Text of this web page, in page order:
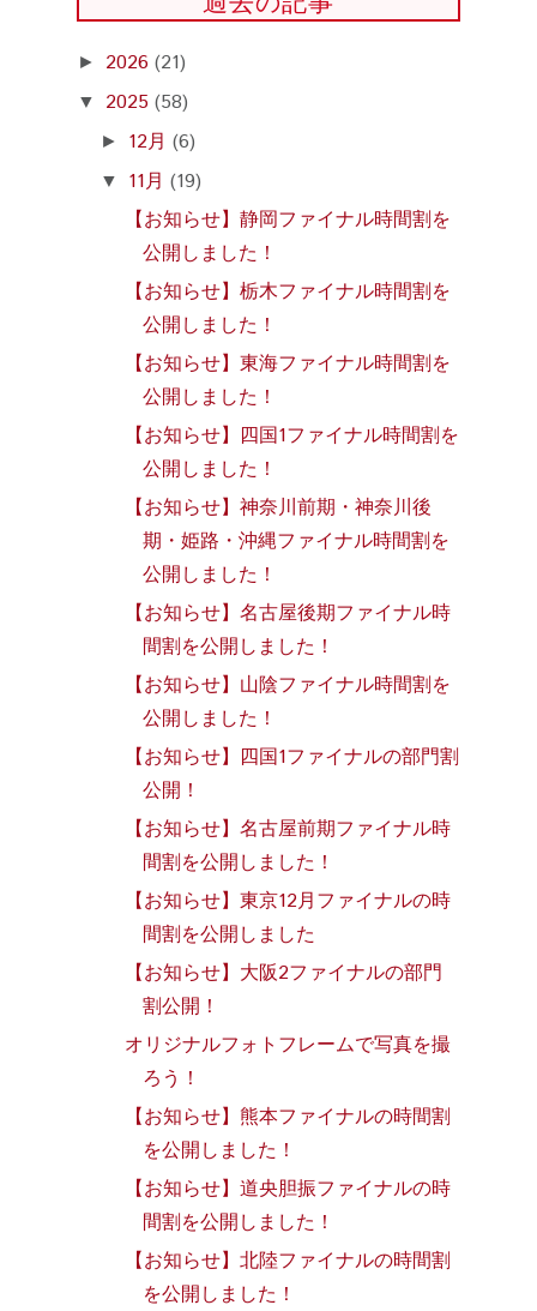
► 2026 (21)
▼ 2025 (58)
► 12月(6)
▼ 11月(19)
【お知らせ】静岡ファイナル時間割を
公開しました！
【お知らせ】栃木ファイナル時間割を
公開しました！
【お知らせ】東海ファイナル時間割を
公開しました！
【お知らせ】四国1ファイナル時間割を
公開しました！
【お知らせ】神奈川前期・神奈川後
期・姫路・沖縄ファイナル時間割を
公開しました！
【お知らせ】名古屋後期ファイナル時
間割を公開しました！
【お知らせ】山陰ファイナル時間割を
公開しました！
【お知らせ】四国1ファイナルの部門割
公開！
【お知らせ】名古屋前期ファイナル時
間割を公開しました！
【お知らせ】東京12月ファイナルの時
間割を公開しました
【お知らせ】大阪2ファイナルの部門
割公開！
オリジナルフォトフレームで写真を撮
ろう！
【お知らせ】熊本ファイナルの時間割
を公開しました！
【お知らせ】道央胆振ファイナルの時
間割を公開しました！
【お知らせ】北陸ファイナルの時間割
を公開しました！